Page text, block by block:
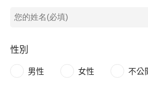
性別
男性 女性 不公